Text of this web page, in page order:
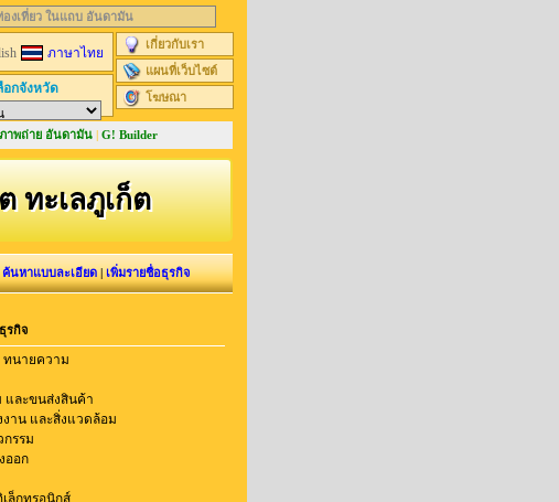
งเที่ยว ในแถบ อันดามัน
ภาษาไทย
อกจังหวัด
เกี่ยวกับเรา
แผนที่เว็บไซต์
โฆษณา
ภาพถ่าย อันดามัน | G! Builder
ทะเลภูเก็ต
ค้นหาแบบละเอียด|เพิ่มรายชื่อธุรกิจ
รกิจ
ทนายความ
และขนส่งสินค้า
งาน และสิ่งแวดล้อม
กรรม
ออก
ล็กทรอนิกส์